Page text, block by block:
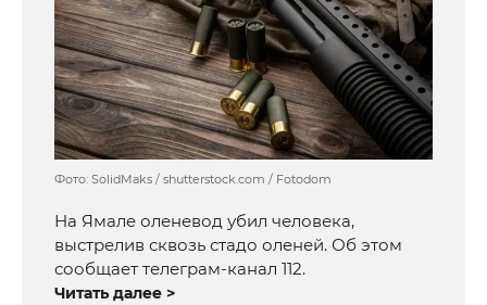
Фото: SolidMaks / shutterstock.com / Fotodom
На Ямале оленевод убил человека,
выстрелив сквозь стадо оленей. Об этом
сообщает телеграм-канал 112.
Читать далее >